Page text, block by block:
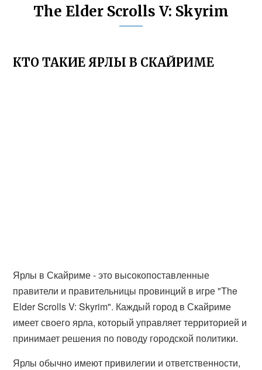
The Elder Scrolls V: Skyrim
КТО ТАКИЕ ЯРЛЫ В СКАЙРИМЕ
Ярлы в Скайриме - это высокопоставленные
правители и правительницы провинций в игре "The
Elder Scrolls V: Skyrim". Каждый город в Скайриме
имеет своего ярла, который управляет территорией и
принимает решения по поводу городской политики.
Ярлы обычно имеют привилегии и ответственности,